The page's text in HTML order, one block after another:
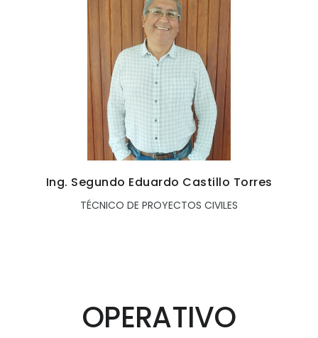
Ing. Segundo Eduardo Castillo Torres
TÉCNICO DE PROYECTOS CIVILES
OPERATIVO